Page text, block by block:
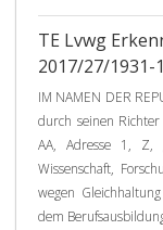
TE Lvwg
2017/27/1931-1
IM NAMEN DER
durch seinen
AA, Adresse 1, Z,
Wissenschaft,
wegen
dem